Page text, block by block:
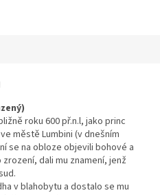
roku 600 př.n.l, jako princ
městě Lumbini (v dnešním
se na obloze objevili bohové a
dali mu znamení, jenž
v blahobytu a dostalo se mu